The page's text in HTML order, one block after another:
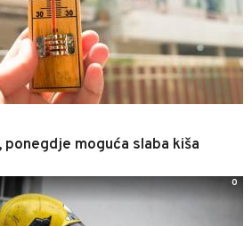
ponegdje moguća slaba kiša
0